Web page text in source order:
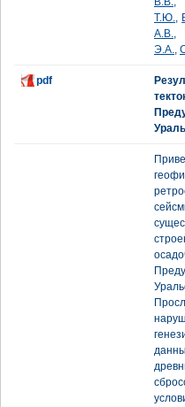
Т.Ю.,
А.В.
Э.А.,
pdf